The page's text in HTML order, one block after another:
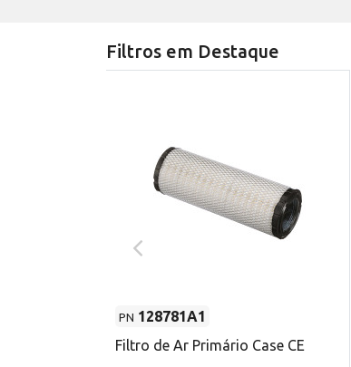
Filtros em Destaque
PN 128781A1
Filtro de Ar Primário Case CE